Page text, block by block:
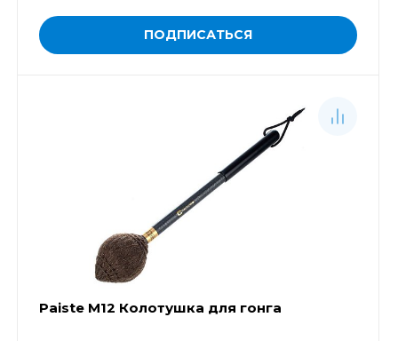
ПОДПИСАТЬСЯ
Paiste M12 Колотушка для гонга